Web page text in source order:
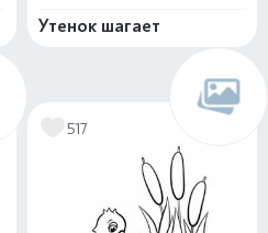
Утенок шагает
517